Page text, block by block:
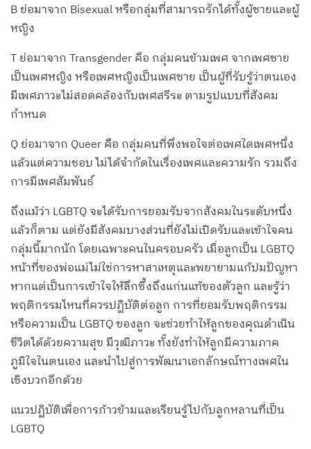
B ย่อมาจาก Bisexual หรือกลุ่มที่สามารถรักได้ทั้งผู้ชายและผู้
หญิง
T ย่อมาจาก Transgender คือ กลุ่มคนข้ามเพศ จากเพศชาย
เป็นเพศหญิง หรือเพศหญิงเป็นเพศชาย เป็นผู้ที่รับรู้ว่าตนเอง
มีเพศภาวะไม่สอดคล้องกับเพศสรีระ ตามรูปแบบที่สังคม
กำหนด
Q ย่อมาจาก Queer คือ กลุ่มคนที่พึงพอใจต่อเพศใดเพศหนึ่ง
แล้วแต่ความชอบ ไม่ได้จำกัดในเรื่องเพศและความรัก รวมถึง
การมีเพศสัมพันธ์
ถึงแม้ว่า LGBTQ จะได้รับการยอมรับจากสังคมในระดับหนึ่ง
แล้วก็ตาม แต่ยังมีสังคมบางส่วนที่ยังไม่เปิดรับและเข้าใจคน
กลุ่มนี้มากนัก โดยเฉพาะคนในครอบครัว เมื่อลูกเป็น LGBTQ
หน้าที่ของพ่อแม่ไม่ใช่การหาสาเหตุและพยายามแก้ปมปัญหา
หากแต่เป็นการเข้าใจให้ลึกซึ้งถึงแก่นแท้ของตัวลูก และรู้ว่า
พฤติกรรมไหนที่ควรปฏิบัติต่อลูก การที่ยอมรับพฤติกรรม
หรือความเป็น LGBTQ ของลูก จะช่วยทำให้ลูกของคุณดำเนิน
ชีวิตได้ด้วยความสุข มีวุฒิภาวะ ทั้งยังทำให้ลูกมีความภาค
ภูมิใจในตนเอง และนำไปสู่การพัฒนาเอกลักษณ์ทางเพศใน
เชิงบวกอีกด้วย
แนวปฏิบัติเพื่อการก้าวข้ามและเรียนรู้ไปกับลูกหลานที่เป็น
LGBTQ